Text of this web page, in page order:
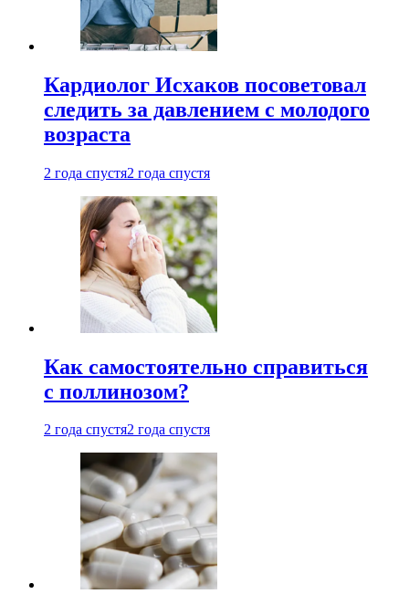
Кардиолог Исхаков посоветовал
следить за давлением с молодого
возраста
2 года спустя2 года спустя
Как самостоятельно справиться
с поллинозом?
2 года спустя2 года спустя